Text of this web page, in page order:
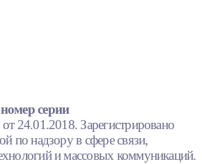
серии
24.01.2018. Зарегистрировано
по надзору в сфере связи,
и массовых коммуникаций.